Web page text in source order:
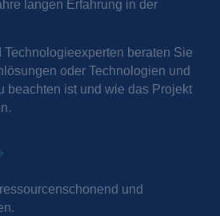
langen Erfahrung in der
beraten Sie
oder Technologien und
beachten ist und wie das Projekt
und